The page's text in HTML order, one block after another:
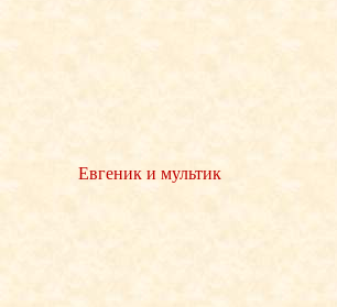
Евгеник и мультик